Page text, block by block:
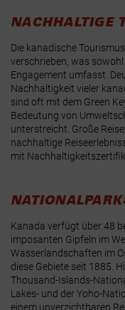
NACHHALTIGE
Die kanadische
verschrieben, was
Engagement umfasst.
Nachhaltigkeit vieler
sind oft mit dem Green
Bedeutung von
unterstreicht. Große
nachhaltige
mit
Kanada verfügt über 48
imposanten Gipfeln im
Wasserlandschaften im
diese Gebiete seit 1885.
Thousand-Islands-
Lakes- und der Yoho-
einem unverzichtbaren